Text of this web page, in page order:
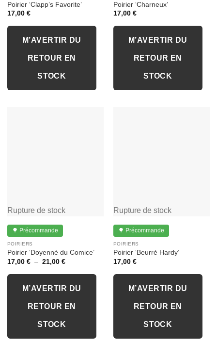
Poirier ‘Clapp’s Favorite’
17,00 €
M’AVERTIR DU
RETOUR EN
STOCK
Poirier ‘Charneux’
17,00 €
M’AVERTIR DU
RETOUR EN
STOCK
Rupture de stock
🌳 Précommande
POIRIERS
Poirier ‘Doyenné du Comice’
17,00 € – 21,00 €Plage
prix :
à
21,00 €
M’AVERTIR DU
RETOUR EN
STOCK
Rupture de stock
🌳 Précommande
POIRIERS
Poirier ‘Beurré Hardy’
17,00 €
M’AVERTIR DU
RETOUR EN
STOCK